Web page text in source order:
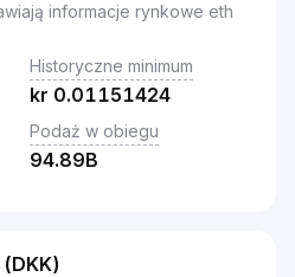
informacje rynkowe eth
Historyczne minimum
kr 0.01151424
Podaż w obiegu
94.89B